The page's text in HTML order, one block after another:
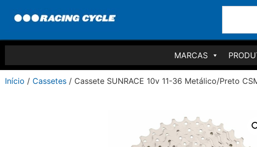
MARCAS
Início / Cassetes / Cassete SUNRACE 10v 11-36 Metálico/Preto